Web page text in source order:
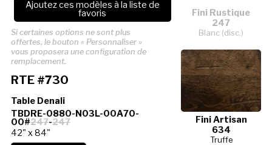
Fini Rustique
247
Blanc (disc.)
Fini Artisan
634
Truffe
Ajoutez ces modèles à la liste de
favoris
Si certaines options ne sont plus
offertes, le bouton « Personnaliser »
vous proposera une configuration de
remplacement.
RTE #730
Table Denali
TBDRE-0880-N03L-00A70-
00#247-247
42" x 84"